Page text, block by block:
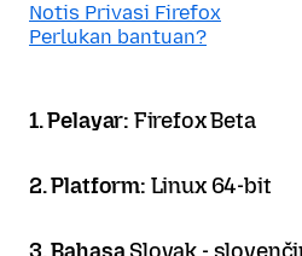
Notis Privasi Firefox
Perlukan bantuan?
1. Pelayar: Firefox Beta
2. Platform: Linux 64-bit